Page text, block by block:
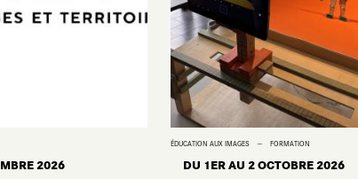
2026
ÉDUCATION AUX IMAGES FORMATION
DU 1ERAU 2 OCTOBRE 2026